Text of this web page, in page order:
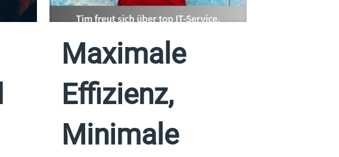
Maximale
Effizienz,
Minimale